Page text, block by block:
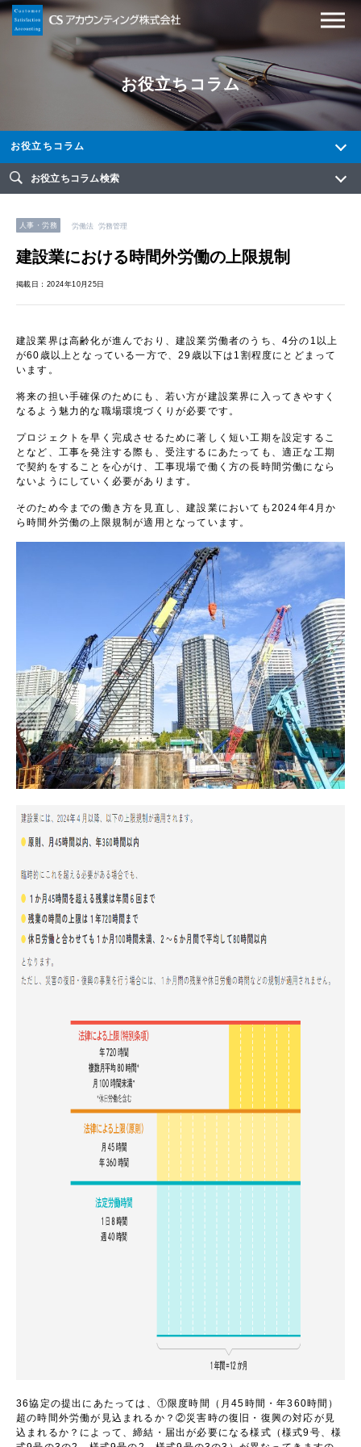
お役立ちコラム
お役立ちコラム
お役立ちコラム検索
人事・労務 労働法 労務管理
建設業における時間外労働の上限規制
掲載日：2024年10月25日
建設業界は高齢化が進んでおり、建設業労働者のうち、 4分の 1 以上
が60 歳以上となっている一方で、29 歳以下は 1 割程度にとどまって
います。
将来の担い手確保のためにも、若い方が建設業界に入ってきやすく
なるよう魅力的な職場環境づくりが必要です。
プロジェクトを早く完成させるために著しく短い工期を設定するこ
となど、工事を発注する際も、受注するにあたっても、適正な工期
で契約をすることを心がけ、工事現場で働く方の長時間労働になら
ないようにしていく必要があります。
そのため今までの働き方を見直し、建設業においても 2024年4 月か
ら時間外労働の上限規制が適用となっています。
36協定の提出にあたっては、①限度時間（月45時間・年360時間）
超の時間外労働が見込まれるか？②災害時の復旧・復興の対応が見
込まれるか？によって、締結・届出が必要になる様式（様式9号、様